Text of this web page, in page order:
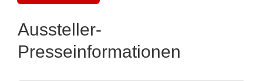
Aussteller-
Presseinformationen